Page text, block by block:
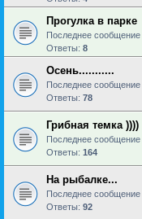
Прогулка в парке
Последнее сообщение
Ответы: 8
Осень...........
Последнее сообщение
Ответы: 78
Грибная темка ))))
Последнее сообщение
Ответы: 164
На рыбалке...
Последнее сообщение
Ответы: 92